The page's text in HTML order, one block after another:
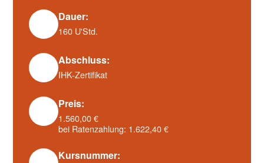
Dauer:
160 U'Std.
Abschluss:
IHK-Zertifikat
Preis:
1.560,00 €
bei Ratenzahlung: 1.622,40 €
Kursnummer: